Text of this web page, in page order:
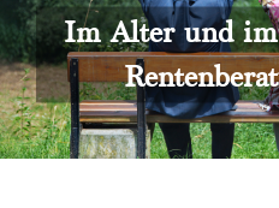
Rentenberater
Kontakt
Im Alter und